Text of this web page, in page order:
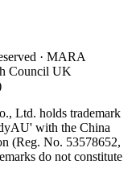
· MARA
Council UK
Ltd. holds trademark
with the China
(Reg. No. 53578652,
do not constitute